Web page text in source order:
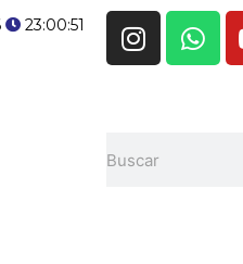
23:00:52
I
n
g
W
h